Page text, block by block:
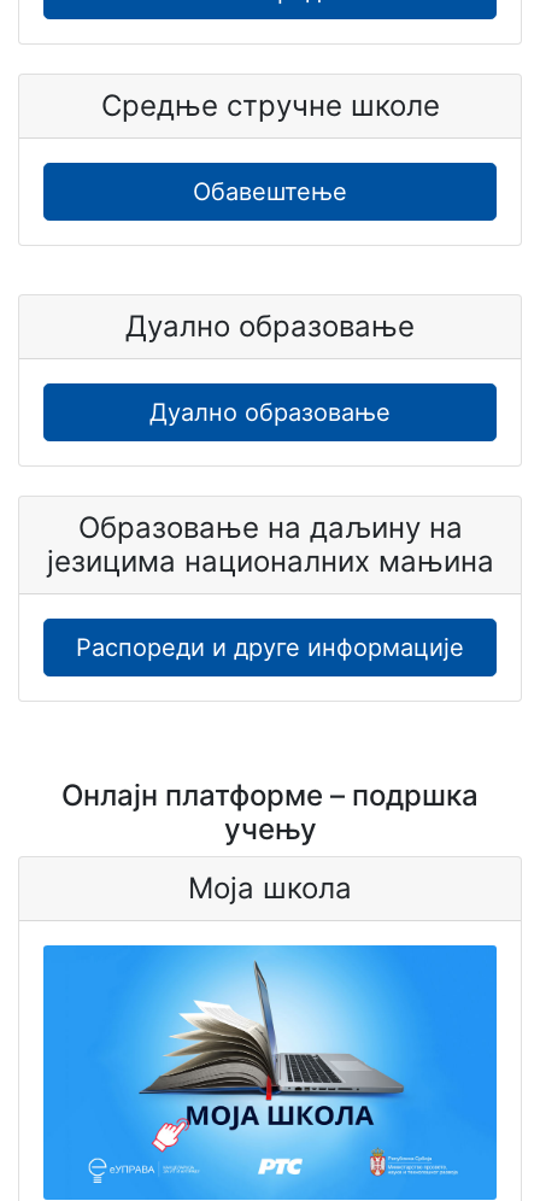
Средње стручне школе
Обавештење
Дуално образовање
Дуално образовање
Образовање на даљину на
језицима националних мањина
Распореди и друге информације
Онлајн платформе – подршка
учењу
Моја школа